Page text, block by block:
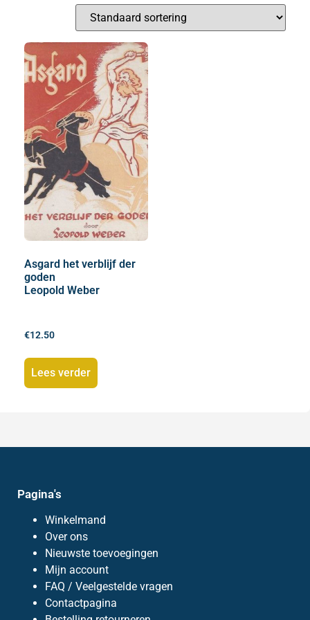
Asgard het verblijf der
goden
Leopold Weber
€12.50
Lees verder
Pagina's
Winkelmand
Over ons
Nieuwste toevoegingen
Mijn account
FAQ / Veelgestelde vragen
Contactpagina